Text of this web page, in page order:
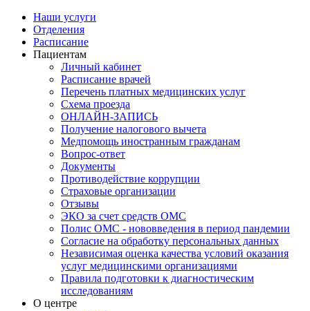
Наши услуги
Отделения
Расписание
Пациентам
Личный кабинет
Расписание врачей
Перечень платных медицинских услуг
Схема проезда
ОНЛАЙН-ЗАПИСЬ
Получение налогового вычета
Медпомощь иностранным гражданам
Вопрос-ответ
Документы
Противодействие коррупции
Страховые организации
Отзывы
ЭКО за счет средств ОМС
Полис ОМС - нововведения в период пандемии
Согласие на обработку персональных данных
Независимая оценка качества условий оказания
услуг медицинскими организациями
Правила подготовки к диагностическим
исследованиям
О центре